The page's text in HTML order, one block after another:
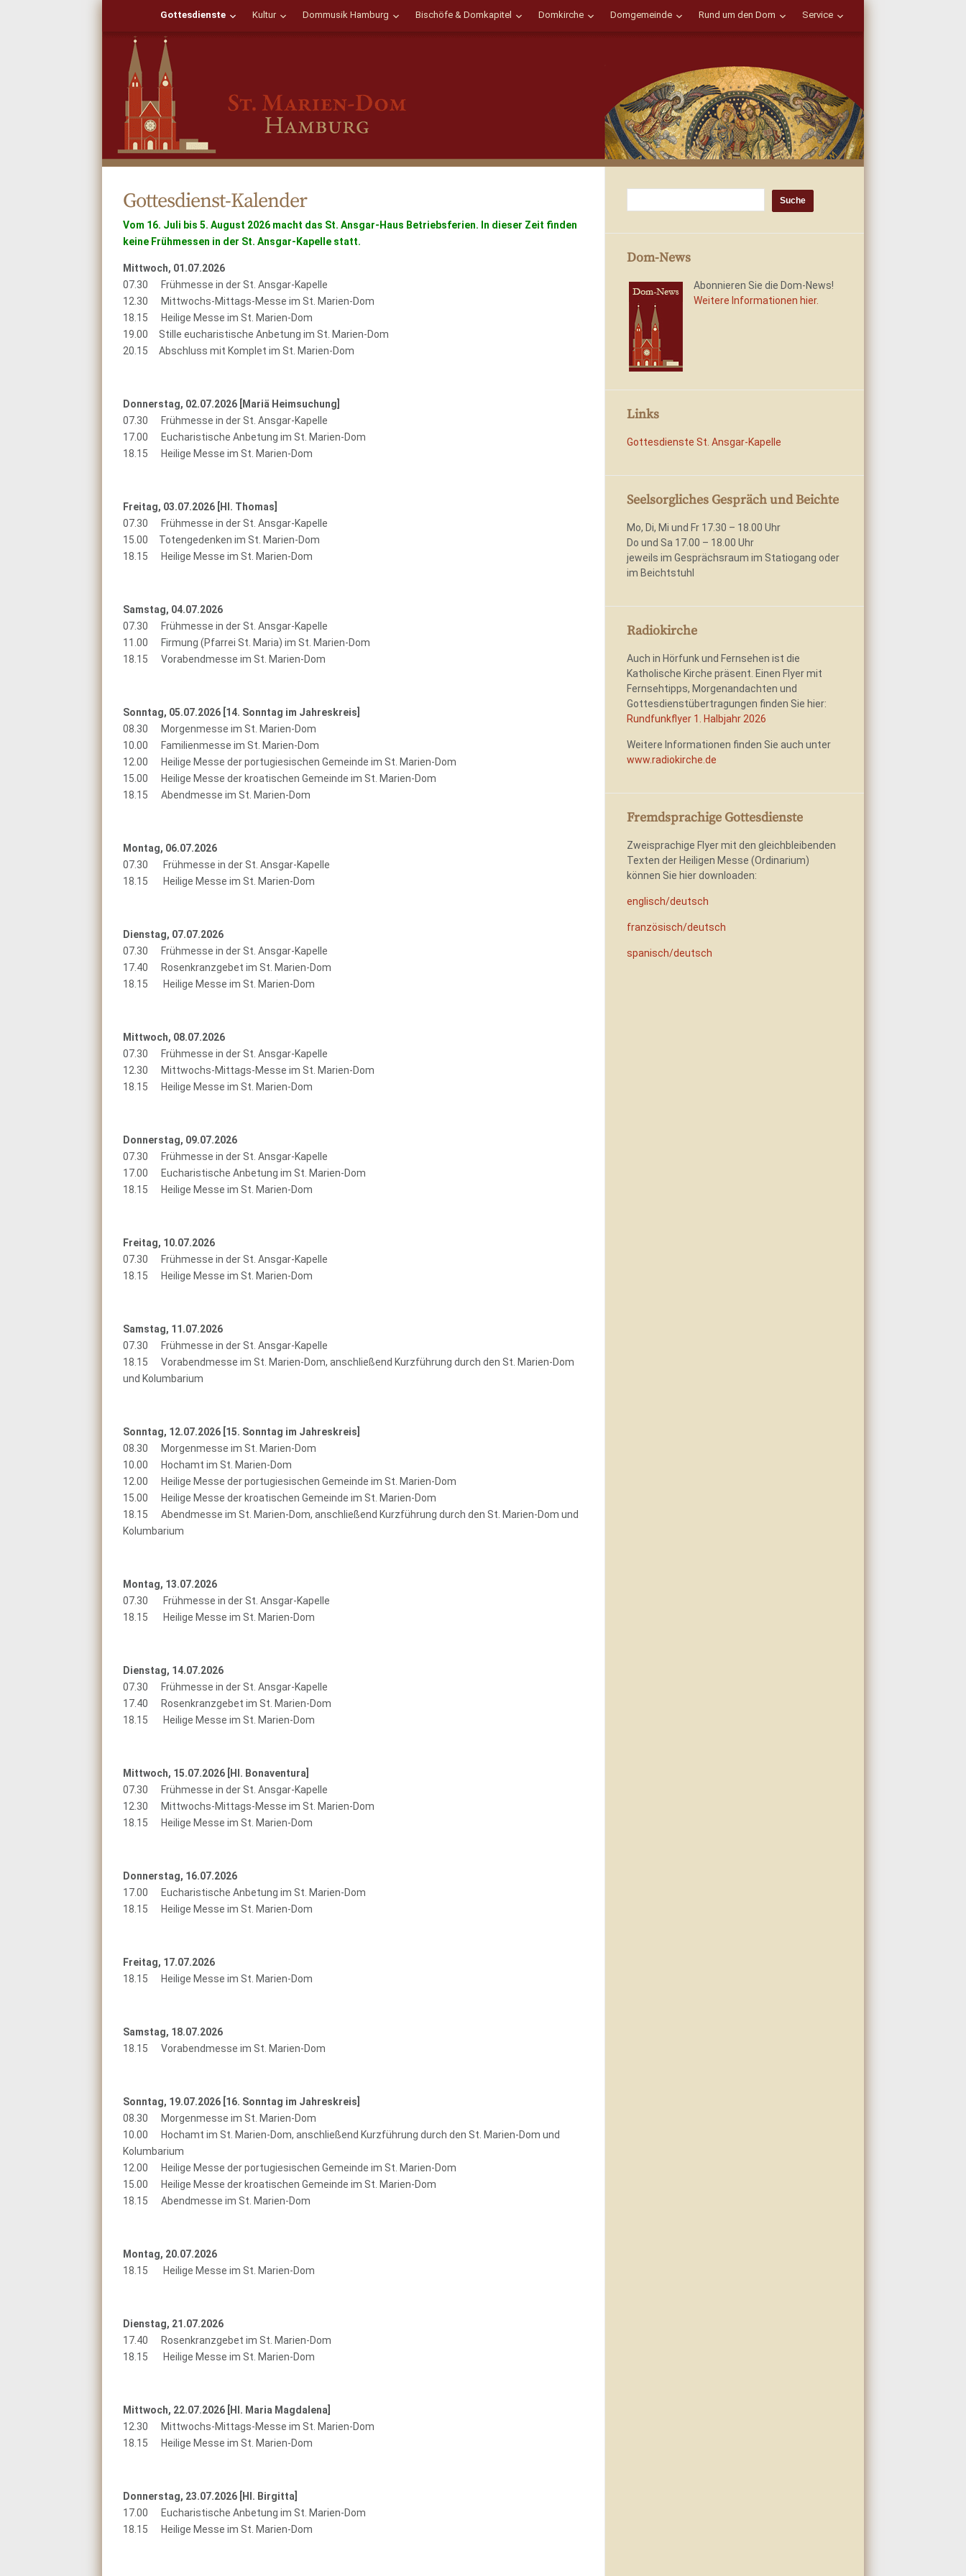
Gottesdienste Kultur Dommusik Hamburg Bischöfe & Domkapitel Domkirche Domgemeinde Rund um den Dom Service
Gottesdienst-Kalender
Vom 16. Juli bis 5. August 2026 macht das St. Ansgar-Haus Betriebsferien. In dieser Zeit finden
keine Frühmessen in der St. Ansgar-Kapelle statt.
Mittwoch, 01.07.2026
07.30 Frühmesse in der St. Ansgar-Kapelle
12.30 Mittwochs-Mittags-Messe im St. Marien-Dom
18.15 Heilige Messe im St. Marien-Dom
19.00 Stille eucharistische Anbetung im St. Marien-Dom
20.15 Abschluss mit Komplet im St. Marien-Dom
Donnerstag, 02.07.2026 [
Mariä Heimsuchung]
07.30 Frühmesse in der St. Ansgar-Kapelle
17.00 Eucharistische Anbetung im St. Marien-Dom
18.15 Heilige Messe im St. Marien-Dom
Freitag, 03.07.2026 [
Hl. Thomas]
07.30 Frühmesse in der St. Ansgar-Kapelle
15.00 Totengedenken im St. Marien-Dom
18.15 Heilige Messe im St. Marien-Dom
Samstag, 04.07.2026
07.30 Frühmesse in der St. Ansgar-Kapelle
11.00 Firmung (Pfarrei St. Maria) im St. Marien-Dom
18.15 Vorabendmesse im St. Marien-Dom
Sonntag, 05.07.2026 [ 14. Sonntag im Jahreskreis]
08.30 Morgenmesse im St. Marien-Dom
10.00 Familienmesse im St. Marien-Dom
12.00 Heilige Messe der portugiesischen Gemeinde im St. Marien-Dom
15.00 Heilige Messe der kroatischen Gemeinde im St. Marien-Dom
18.15 Abendmesse im St. Marien-Dom
Montag, 06.07.2026
07.30 Frühmesse in der St. Ansgar-Kapelle
18.15 Heilige Messe im St. Marien-Dom
Dienstag, 07.07.2026
07.30 Frühmesse in der St. Ansgar-Kapelle
17.40 Rosenkranzgebet im St. Marien-Dom
18.15 Heilige Messe im St. Marien-Dom
Mittwoch, 08.07.2026
07.30 Frühmesse in der St. Ansgar-Kapelle
12.30 Mittwochs-Mittags-Messe im St. Marien-Dom
18.15 Heilige Messe im St. Marien-Dom
Donnerstag, 09.07.2026
07.30 Frühmesse in der St. Ansgar-Kapelle
17.00 Eucharistische Anbetung im St. Marien-Dom
18.15 Heilige Messe im St. Marien-Dom
Freitag, 10.07.2026
07.30 Frühmesse in der St. Ansgar-Kapelle
18.15 Heilige Messe im St. Marien-Dom
Samstag, 11.07.2026
07.30 Frühmesse in der St. Ansgar-Kapelle
18.15 Vorabendmesse im St. Marien-Dom, anschließend Kurzführung durch den St. Marien-Dom
und Kolumbarium
Sonntag, 12.07.2026 [ 15. Sonntag im Jahreskreis]
08.30 Morgenmesse im St. Marien-Dom
10.00 Hochamt im St. Marien-Dom
12.00 Heilige Messe der portugiesischen Gemeinde im St. Marien-Dom
15.00 Heilige Messe der kroatischen Gemeinde im St. Marien-Dom
18.15 Abendmesse im St. Marien-Dom, anschließend Kurzführung durch den St. Marien-Dom und
Kolumbarium
Montag, 13.07.2026
07.30 Frühmesse in der St. Ansgar-Kapelle
18.15 Heilige Messe im St. Marien-Dom
Dienstag, 14.07.2026
07.30 Frühmesse in der St. Ansgar-Kapelle
17.40 Rosenkranzgebet im St. Marien-Dom
18.15 Heilige Messe im St. Marien-Dom
Mittwoch, 15.07.2026 [
Hl. Bonaventura]
07.30 Frühmesse in der St. Ansgar-Kapelle
12.30 Mittwochs-Mittags-Messe im St. Marien-Dom
18.15 Heilige Messe im St. Marien-Dom
Donnerstag, 16.07.2026
17.00 Eucharistische Anbetung im St. Marien-Dom
18.15 Heilige Messe im St. Marien-Dom
Freitag, 17.07.2026
18.15 Heilige Messe im St. Marien-Dom
Samstag, 18.07.2026
18.15 Vorabendmesse im St. Marien-Dom
Sonntag, 19.07.2026 [ 16. Sonntag im Jahreskreis]
08.30 Morgenmesse im St. Marien-Dom
10.00 Hochamt im St. Marien-Dom, anschließend Kurzführung durch den St. Marien-Dom und
Kolumbarium
12.00 Heilige Messe der portugiesischen Gemeinde im St. Marien-Dom
15.00 Heilige Messe der kroatischen Gemeinde im St. Marien-Dom
18.15 Abendmesse im St. Marien-Dom
Montag, 20.07.2026
18.15 Heilige Messe im St. Marien-Dom
Dienstag, 21.07.2026
17.40 Rosenkranzgebet im St. Marien-Dom
18.15 Heilige Messe im St. Marien-Dom
Mittwoch, 22.07.2026 [
Hl. Maria Magdalena]
12.30 Mittwochs-Mittags-Messe im St. Marien-Dom
18.15 Heilige Messe im St. Marien-Dom
Donnerstag, 23.07.2026 [
Hl. Birgitta]
17.00 Eucharistische Anbetung im St. Marien-Dom
18.15 Heilige Messe im St. Marien-Dom
Dom-News
Abonnieren Sie die Dom-News!
Weitere Informationen hier.
Links
Gottesdienste St. Ansgar-Kapelle
Seelsorgliches Gespräch und Beichte
Mo, Di, Mi und Fr 17.30 – 18.00 Uhr
Do und Sa 17.00 – 18.00 Uhr
jeweils im Gesprächsraum im Statiogang oder
im Beichtstuhl
Radiokirche
Auch in Hörfunk und Fernsehen ist die
Katholische Kirche präsent. Einen Flyer mit
Fernsehtipps, Morgenandachten und
Gottesdienstübertragungen finden Sie hier:
Rundfunkflyer 1. Halbjahr 2026
Weitere Informationen finden Sie auch unter
www.radiokirche.de
Fremdsprachige Gottesdienste
Zweisprachige Flyer mit den gleichbleibenden
Texten der Heiligen Messe (Ordinarium)
können Sie hier downloaden:
englisch/deutsch
französisch/deutsch
spanisch/deutsch